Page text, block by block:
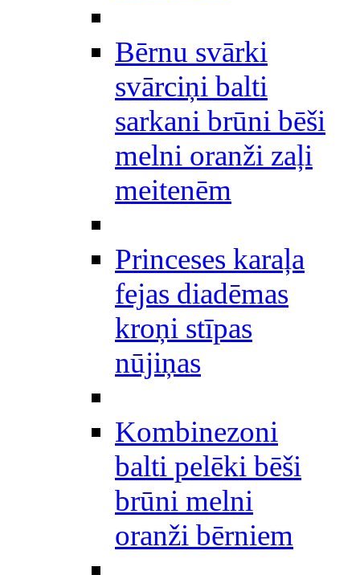
Bērnu svārki
svārciņi balti
sarkani brūni bēši
melni oranži zaļi
meitenēm
Princeses karaļa
fejas diadēmas
kroņi stīpas
nūjiņas
Kombinezoni
balti pelēki bēši
brūni melni
oranži bērniem